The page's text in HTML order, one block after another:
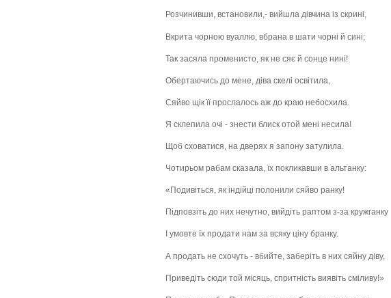
Розчинивши, встановили,- вийшла дівчина із скрині,
Вкрита чорною вуаллю, вбрана в шати чорні й сині;
Так засяла променисто, як не сяє й сонце нині!
Обертаючись до мене, діва скелі освітила,
Сяйво щік її прослалось аж до краю небосхила.
Я склепила очі - знести блиск отой мені несила!
Щоб сховатися, на дверях я запону затулила.
Чотирьом рабам сказала, їх покликавши в альтанку:
«Подивіться, як індійці полонили сяйво ранку!
Підповзіть до них нечутно, вийдіть раптом з-за кружганку
І умовте їх продати нам за всяку ціну бранку.
А продать не схочуть - вбийте, заберіть в них сяйну діву,
Приведіть сюди той місяць, спритність виявіть сміливу!»